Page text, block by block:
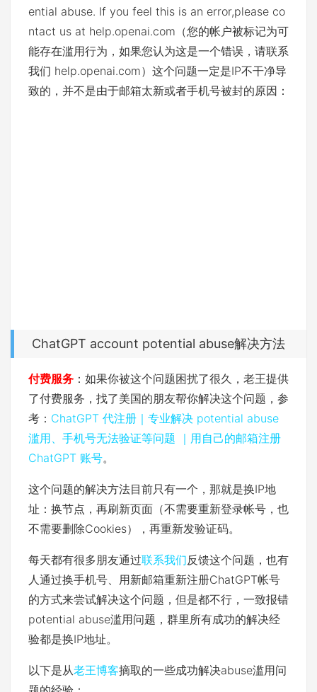
ential abuse. If you feel this is an error,please co
ntact us at help.openai.com（您的帐户被标记为可
能存在滥用行为，如果您认为这是一个错误，请联系
我们 help.openai.com）这个问题一定是IP不干净导
致的，并不是由于邮箱太新或者手机号被封的原因：
ChatGPT account potential abuse解决方法
付费服务 ：如果你被这个问题困扰了很久，老王提供
了付费服务，找了美国的朋友帮你解决这个问题，参
考： ChatGPT 代注册｜专业解决 potential abuse
滥用、手机号无法验证等问题 ｜用自己的邮箱注册
ChatGPT 账号。
这个问题的解决方法目前只有一个，那就是换IP地
址：换节点，再刷新页面（不需要重新登录帐号，也
不需要删除Cookies），再重新发验证码。
每天都有很多朋友通过联系我们反馈这个问题，也有
人通过换手机号、用新邮箱重新注册ChatGPT帐号
的方式来尝试解决这个问题，但是都不行，一致报错
potential abuse滥用问题，群里所有成功的解决经
验都是换IP地址。
以下是从老王博客摘取的一些成功解决abuse滥用问